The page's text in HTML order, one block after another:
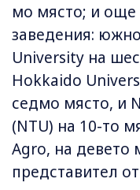
мо място; и още
заведения:
University на
Hokkaido
седмо място, и
(NTU) на 10-то
Agro, на девето
представител